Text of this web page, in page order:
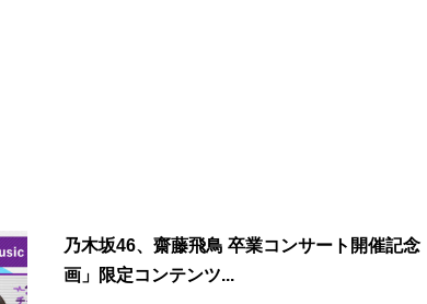
乃木坂46、齋藤飛鳥 卒業コンサート開催記
画」限定コンテンツ...